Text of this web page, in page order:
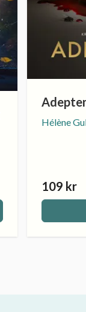
Hélène
109 kr